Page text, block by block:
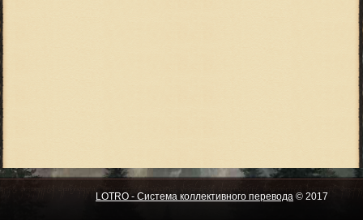
LOTRO - Система коллективного перевода © 2017